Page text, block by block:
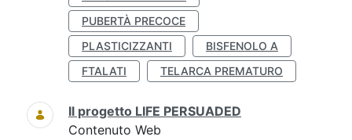
PUBERTÀ PRECOCE
PLASTICIZZANTI
BISFENOLO A
FTALATI
TELARCA PREMATURO
Il progetto LIFE PERSUADED
Contenuto Web